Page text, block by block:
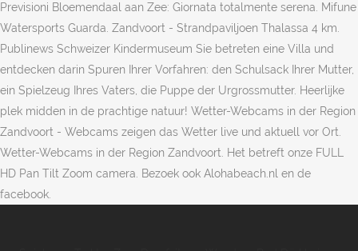
Previsioni Bloemendaal aan Zee: Giornata totalmente serena. Mifune
Watersports Guarda. Zandvoort - Strandpaviljoen Thalassa 4 km.
Publinews Schweizer Kindermuseum Sie betreten eine Villa und
entdecken darin Spuren Ihrer Vorfahren: den Schulsack Ihrer Mutter,
ein Spielzeug Ihres Vaters, die Puppe der Urgrossmutter. Heerlijke
plek midden in de prachtige natuur! Wetter-Webcams in der Region
Zandvoort - Webcams zeigen das Wetter live und aktuell vor Ort.
Wetter-Webcams in der Region Zandvoort. Het betreft onze FULL
HD Pan Tilt Zoom camera. Bezoek ook Alohabeach.nl en de
facebook.